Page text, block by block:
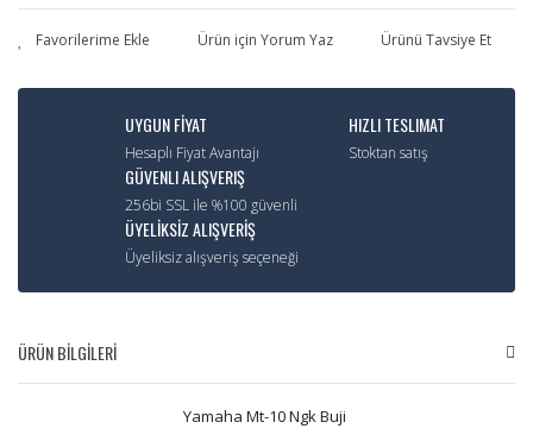
Ürün için Yorum Yaz Ürünü Tavsiye Et
UYGUN FİYAT
Hesaplı Fiyat Avantajı
HIZLI TESLIMAT
Stoktan satış
GÜVENLI ALIŞVERIŞ
256bi SSL ile %100 güvenli
ÜYELİKSİZ ALIŞVERİŞ
Üyeliksiz alışveriş seçeneği
ÜRÜN BİLGİLERİ
Yamaha Mt-10 Ngk Buji